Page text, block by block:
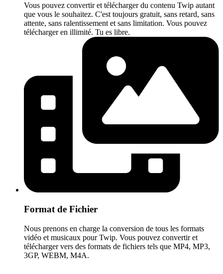
Vous pouvez convertir et télécharger du contenu Twip autant
que vous le souhaitez. C'est toujours gratuit, sans retard, sans
attente, sans ralentissement et sans limitation. Vous pouvez
télécharger en illimité. Tu es libre.
Format de Fichier
Nous prenons en charge la conversion de tous les formats
vidéo et musicaux pour Twip. Vous pouvez convertir et
télécharger vers des formats de fichiers tels que MP4, MP3,
3GP, WEBM, M4A.